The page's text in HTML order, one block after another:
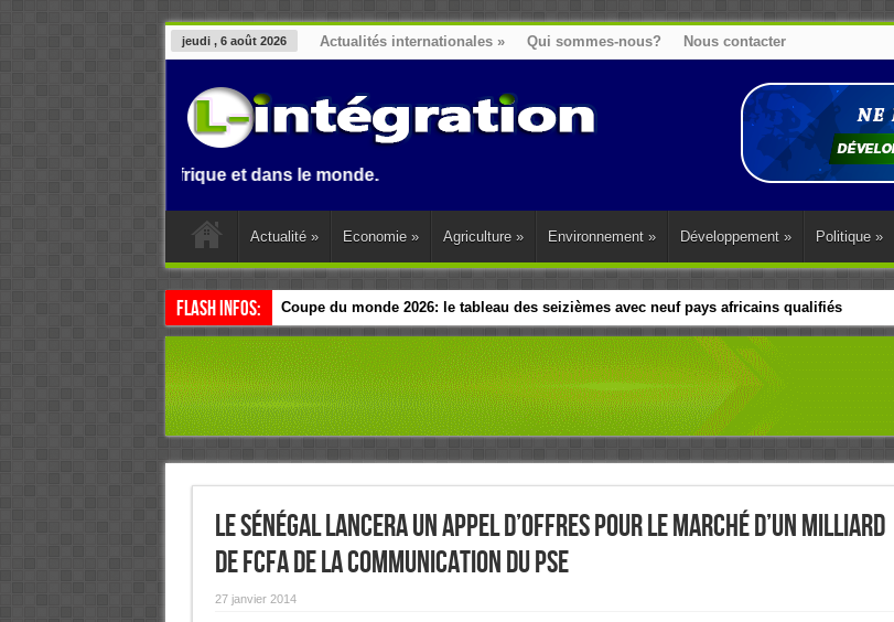
jeudi , 6 août 2026 Actualités internationales » Qui sommes-nous? Nous contacter
Benin, en Afrique et dans le monde.
Actualité » Economie » Agriculture » Environnement » Développement » Politique »
Flash Infos: Coupe du monde 2026: le tableau des seizièmes avec neuf pays africains qualifiés
Le Sénégal lancera un appel d’offres pour le marché d’un milliard
de FCfa de la communication du PSE
27 janvier 2014